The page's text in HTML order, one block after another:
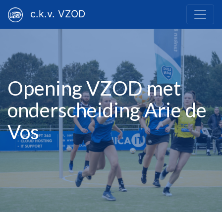
c.k.v. VZOD
Opening VZOD met
onderscheiding Arie de
Vos